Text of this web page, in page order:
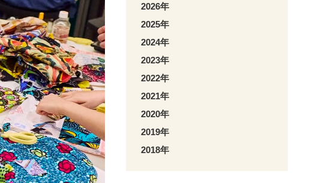
2026年
2025年
2024年
2023年
2022年
2021年
2020年
2019年
2018年